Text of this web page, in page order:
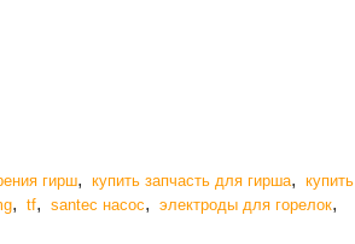
гирш, купить запчасть для гирша, купить
, tf, santec насос, электроды для горелок,